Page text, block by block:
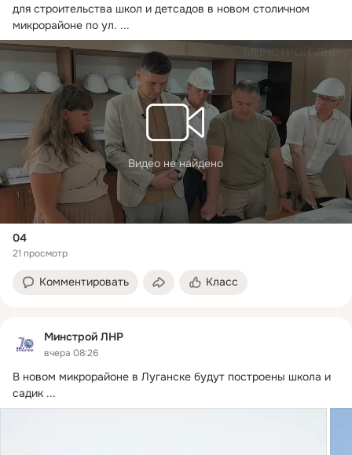
для строительства школ и детсадов в новом столичном
микрорайоне по ул. ...
Видео не найдено
04
21 просмотр
Комментировать Класс
Минстрой ЛНР
вчера 08:26
В новом микрорайоне в Луганске будут построены школа и
садик ...